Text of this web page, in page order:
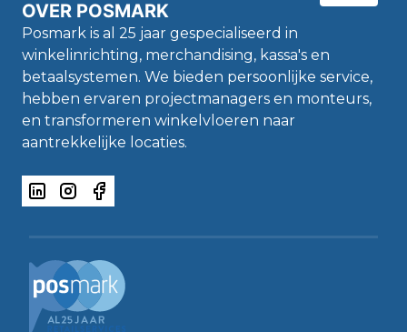
OVER POSMARK
Posmark is al 25 jaar gespecialiseerd in
winkelinrichting, merchandising, kassa's en
betaalsystemen. We bieden persoonlijke service,
hebben ervaren projectmanagers en monteurs,
en transformeren winkelvloeren naar
aantrekkelijke locaties.